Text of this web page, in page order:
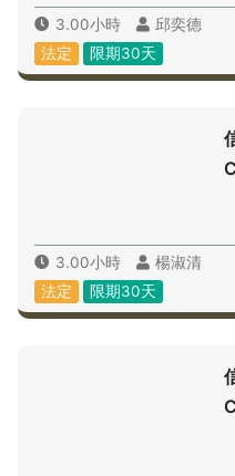
3.00小時
邱奕德
法定
限期30天
3.00小時
楊淑清
法定
限期30天